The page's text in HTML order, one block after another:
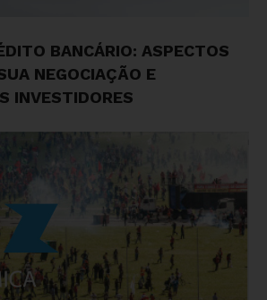
BANCÁRIO: ASPECTOS
NEGOCIAÇÃO E
INVESTIDORES